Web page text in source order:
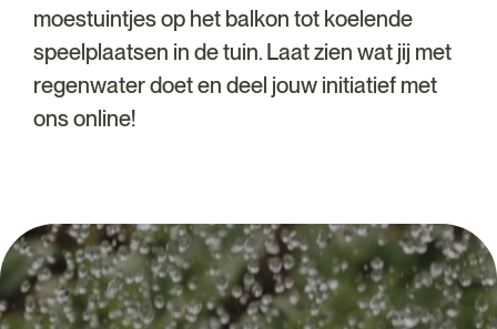
moestuintjes op het balkon tot koelende
speelplaatsen in de tuin. Laat zien wat jij met
regenwater doet en deel jouw initiatief met
ons online!